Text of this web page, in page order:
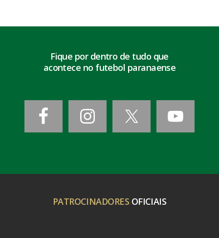
Fique por dentro de tudo que
acontece no futebol paranaense
PATROCINADORES OFICIAIS